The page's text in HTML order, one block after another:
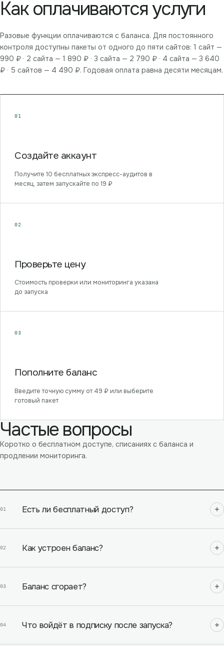
Как оплачиваются услуги
Разовые функции оплачиваются с баланса. Для постоянного
контроля доступны пакеты от одного до пяти сайтов: 1 сайт —
990 ₽ · 2 сайта — 1 890 ₽ · 3 сайта — 2 790 ₽ · 4 сайта — 3 640
₽ · 5 сайтов — 4 490 ₽. Годовая оплата равна десяти месяцам.
01
Создайте аккаунт
Получите 10 бесплатных экспресс-аудитов в
месяц, затем запускайте по 19 ₽
02
Проверьте цену
Стоимость проверки или мониторинга указана
до запуска
03
Пополните баланс
Введите точную сумму от 49 ₽ или выберите
готовый пакет
Частые вопросы
Коротко о бесплатном доступе, списаниях с баланса и
продлении мониторинга.
01 Есть ли бесплатный доступ?
02 Как устроен баланс?
03 Баланс сгорает?
04 Что войдёт в подписку после запуска?